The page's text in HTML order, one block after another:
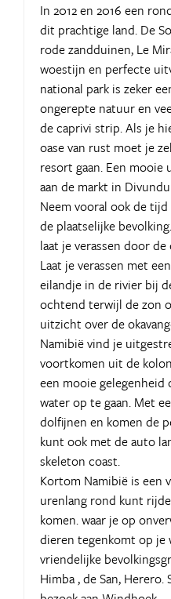
In 2012 en 2016 een
dit prachtige land. De
rode zandduinen, Le
woestijn en perfecte
national park is zeker
ongerepte natuur en
de caprivi strip. Als je
oase van rust moet je
resort gaan. Een mooie
aan de markt in
Neem vooral ook de
de plaatselijke
laat je verassen door
Laat je verassen met
eilandje in de rivier bij
ochtend terwijl de zon
uitzicht over de
Namibië vind je
voortkomen uit de
een mooie
water op te gaan. Met
dolfijnen en komen de
kunt ook met de auto
skeleton coast.
Kortom Namibië is een
urenlang rond kunt
komen. waar je op
dieren tegenkomt op je
vriendelijke
Himba , de San,